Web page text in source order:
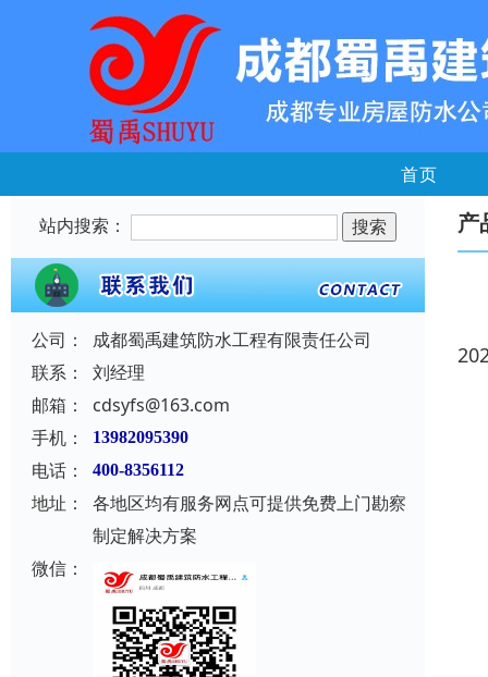
首页
站内搜索：
公司：
成都蜀禹建筑防水工程有限责任公司
联系：
刘经理
邮箱：
cdsyfs@163.com
手机：
13982095390
电话： 400-8356112
地址：
各地区均有服务网点可提供免费上门勘察
制定解决方案
微信：
产